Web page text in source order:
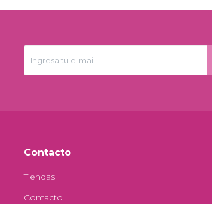
Contacto
Tiendas
Contacto